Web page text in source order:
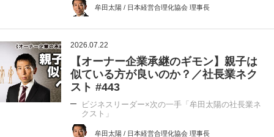
牟田太陽 / 日本経営合理化協会 理事長
2026.07.22
【オーナー企業承継のギモン】親子は
似ている方が良いのか？／社長業ネク
スト #443
ビジネスリーダー×次の一手「牟田太陽の社長業ネ
クスト」
牟田太陽 / 日本経営合理化協会 理事長